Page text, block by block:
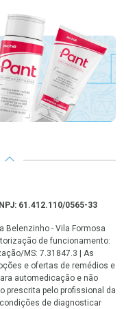
61.412.110/0565-33
Belenzinho - Vila Formosa
de funcionamento:
MS: 7.31847.3 | As
e ofertas de remédios e
automedicação e não
prescrita pelo profissional da
de diagnosticar